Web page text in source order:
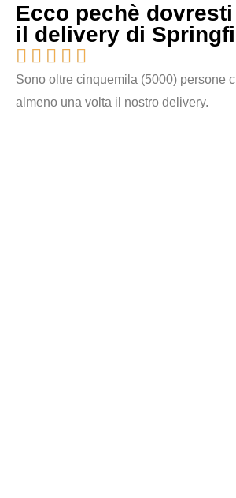
Ecco pechè
il delivery di
    
Sono oltre cinquemila (5000) persone
almeno una volta il nostro delivery.